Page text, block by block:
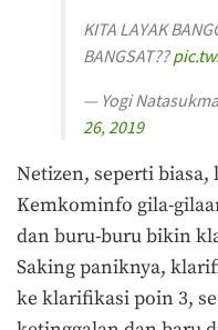
KITA LAYAK
BANGSAT??
— Yogi
26, 2019
Netizen, seperti
Kemkominfo gila-
dan buru-buru bikin
Saking paniknya,
ke klarifikasi poin 3,